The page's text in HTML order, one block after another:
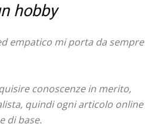
hobby
empatico mi porta da sempre
conoscenze in merito,
quindi ogni articolo online
di base.